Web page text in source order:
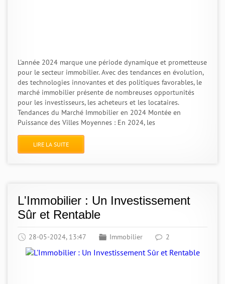
L'année 2024 marque une période dynamique et prometteuse
pour le secteur immobilier. Avec des tendances en évolution,
des technologies innovantes et des politiques favorables, le
marché immobilier présente de nombreuses opportunités
pour les investisseurs, les acheteurs et les locataires.
Tendances du Marché Immobilier en 2024 Montée en
Puissance des Villes Moyennes : En 2024, les
LIRE LA SUITE
L'Immobilier : Un Investissement
Sûr et Rentable
28-05-2024, 13:47 Immobilier 2